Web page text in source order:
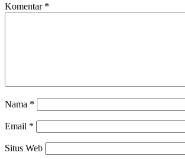
Komentar *
Nama *
Email *
Situs Web